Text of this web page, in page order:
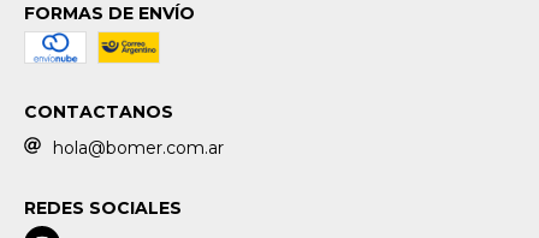
FORMAS DE ENVÍO
CONTACTANOS
hola@bomer.com.ar
REDES SOCIALES